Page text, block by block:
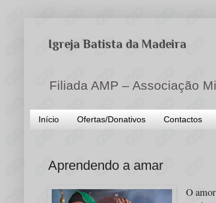
Igreja Batista da Madeira
Filiada AMP – Associação
Início Ofertas/Donativos Contactos
Aprendendo a amar
O